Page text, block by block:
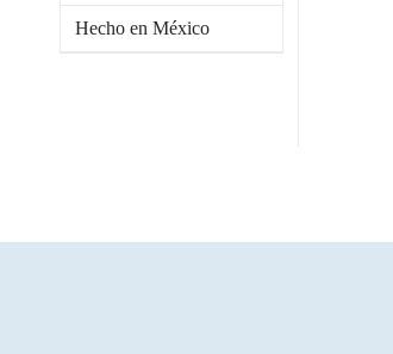
Hecho en México